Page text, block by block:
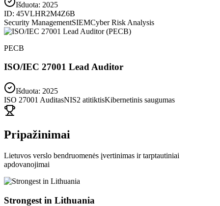
Išduota: 2025
ID: 45VLHR2M4Z6B
Security ManagementSIEMCyber Risk Analysis
PECB
ISO/IEC 27001 Lead Auditor
Išduota: 2025
ISO 27001 AuditasNIS2 atitiktisKibernetinis saugumas
Pripažinimai
Lietuvos verslo bendruomenės įvertinimas ir tarptautiniai
apdovanojimai
Strongest in Lithuania